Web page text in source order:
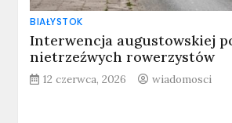
BIAŁYSTOK
Interwencja augustowskiej
nietrzeźwych rowerzystów
12 czerwca, 2026 wiadomosci